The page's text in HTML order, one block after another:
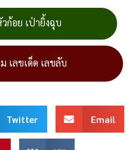
ก้อย เป่ายิ้งฉุบ
เลขเด็ด เลขลับ
Twitter Email